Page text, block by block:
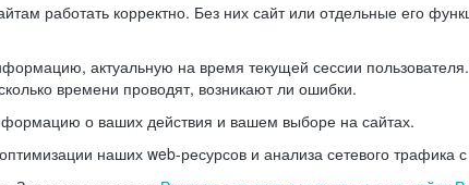
работать корректно. Без них сайт или отдельные его
актуальную на время текущей сессии
времени проводят, возникают ли ошибки.
о ваших действия и вашем выборе на сайтах.
наших web-ресурсов и анализа сетевого трафика